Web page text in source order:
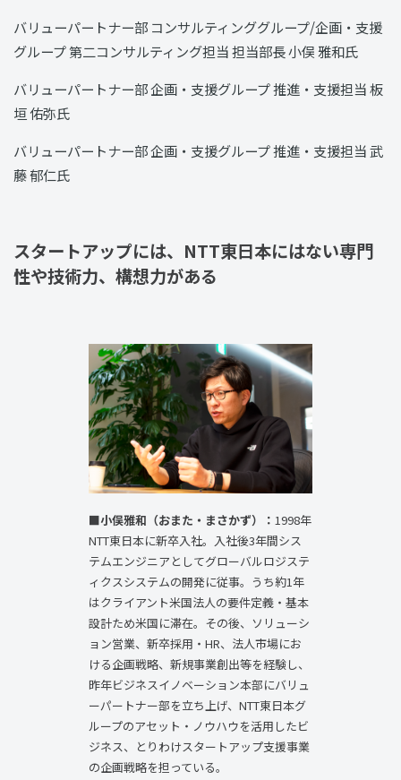
バリューパートナー部 コンサルティンググループ/企画・支援
グループ 第二コンサルティング担当 担当部長 小俣 雅和氏
バリューパートナー部 企画・支援グループ 推進・支援担当 板
垣 佑弥氏
バリューパートナー部 企画・支援グループ 推進・支援担当 武
藤 郁仁氏
スタートアップには、NTT東日本にはない専門
性や技術力、構想力がある
■小俣雅和（おまた・まさかず）： 1998年
NTT東日本に新卒入社。入社後3年間シス
テムエンジニアとしてグローバルロジステ
ィクスシステムの開発に従事。うち約1年
はクライアント米国法人の要件定義・基本
設計ため米国に滞在。その後、ソリューシ
ョン営業、新卒採用・HR、法人市場にお
ける企画戦略、新規事業創出等を経験し、
昨年ビジネスイノベーション本部にバリュ
ーパートナー部を立ち上げ、NTT東日本グ
ループのアセット・ノウハウを活用したビ
ジネス、とりわけスタートアップ支援事業
の企画戦略を担っている。